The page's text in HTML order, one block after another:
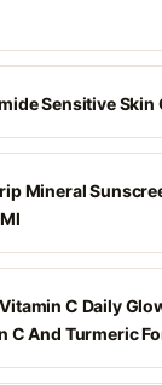
Sensitive Skin
Mineral
C Daily
C And Turmeric